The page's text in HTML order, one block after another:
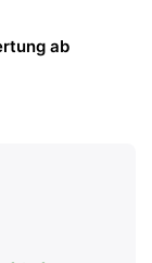
ab